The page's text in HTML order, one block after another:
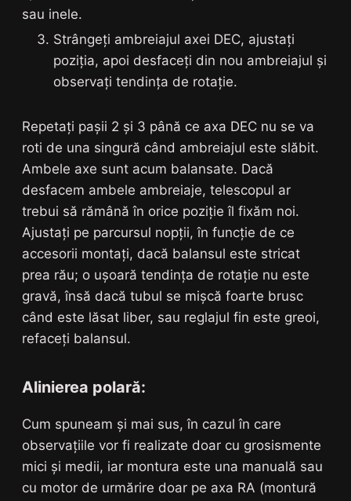
sau inele.
Strângeți ambreiajul axei DEC, ajustați
poziția, apoi desfaceți din nou ambreiajul și
observați tendința de rotație.
Repetați pașii 2 și 3 până ce axa DEC nu se va
roti de una singură când ambreiajul este slăbit.
Ambele axe sunt acum balansate. Dacă
desfacem ambele ambreiaje, telescopul ar
trebui să rămână în orice poziție îl fixăm noi.
Ajustați pe parcursul nopții, în funcție de ce
accesorii montați, dacă balansul este stricat
prea rău; o ușoară tendința de rotație nu este
gravă, însă dacă tubul se mișcă foarte brusc
când este lăsat liber, sau reglajul fin este greoi,
refaceți balansul.
Alinierea polară:
Cum spuneam și mai sus, în cazul în care
observațiile vor fi realizate doar cu grosismente
mici și medii, iar montura este una manuală sau
cu motor de urmărire doar pe axa RA (montură